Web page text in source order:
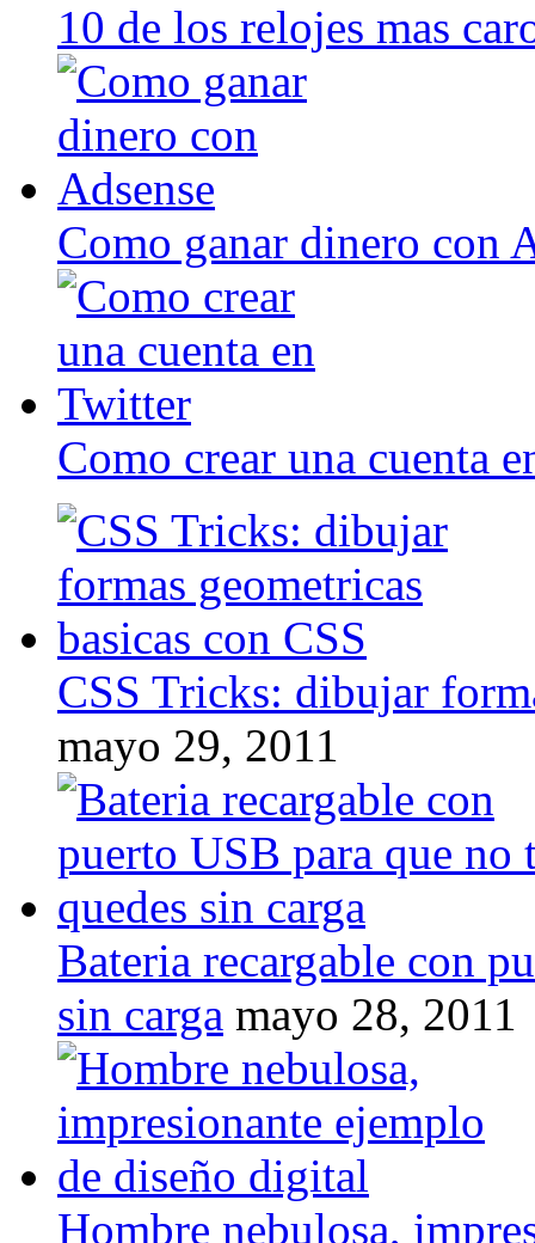
10 de los relojes mas
Como ganar dinero con
Como crear una cuenta
CSS Tricks: dibujar
mayo 29, 2011
Bateria recargable con
sin carga mayo 28, 2011
Hombre nebulosa,